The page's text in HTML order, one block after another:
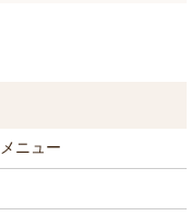
ニュー